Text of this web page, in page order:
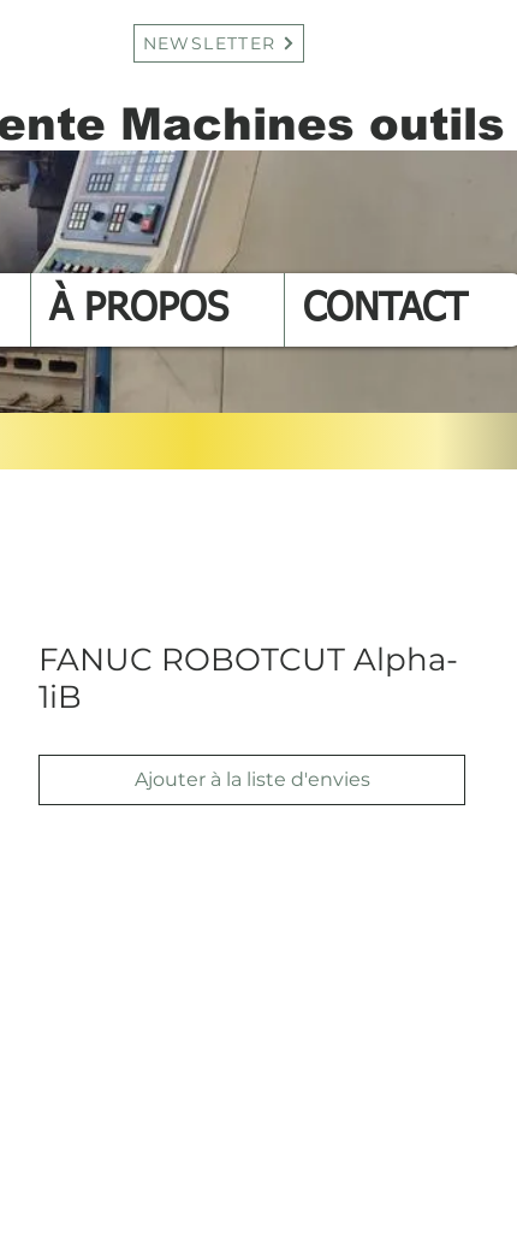
NEWSLETTER
Machines outils
À PROPOS CONTACT
FANUC ROBOTCUT Alpha-
1iB
Ajouter à la liste d'envies